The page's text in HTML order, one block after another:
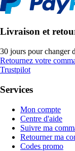
Livraison et
30 jours pour changer
Retournez votre
Trustpilot
Services
Mon compte
Centre d'aide
Suivre ma
Retourner ma
Codes promo